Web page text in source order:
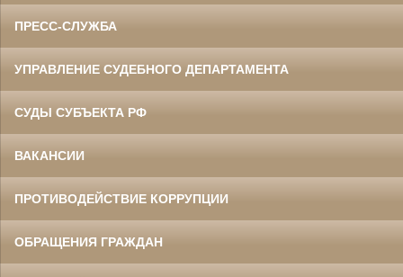
ПРЕСС-СЛУЖБА
УПРАВЛЕНИЕ СУДЕБНОГО ДЕПАРТАМЕНТА
СУДЫ СУБЪЕКТА РФ
ВАКАНСИИ
ПРОТИВОДЕЙСТВИЕ КОРРУПЦИИ
ОБРАЩЕНИЯ ГРАЖДАН